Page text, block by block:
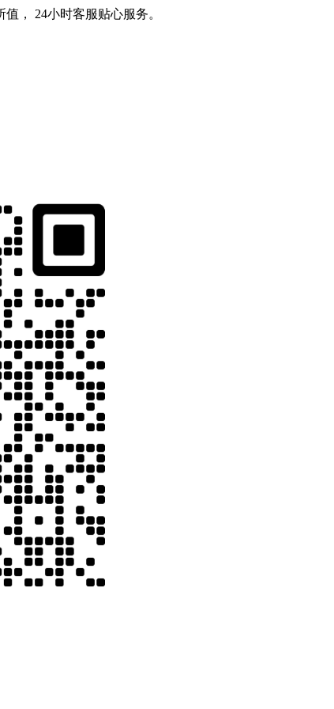
， 24小时客服贴心服务。